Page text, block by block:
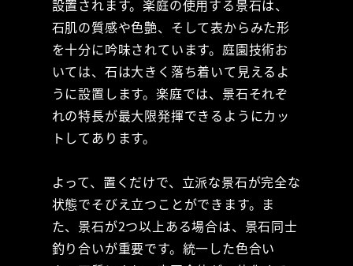
設置されます。楽庭の使用する景石は、
石肌の質感や色艶、そして表からみた形
を十分に吟味されています。庭園技術お
いては、石は大きく落ち着いて見えるよ
うに設置します。楽庭では、景石それぞ
れの特長が最大限発揮できるようにカッ
トしてあります。
よって、置くだけで、立派な景石が完全な
状態でそびえ立つことができます。ま
た、景石が2つ以上ある場合は、景石同士
釣り合いが重要です。統一した色合い